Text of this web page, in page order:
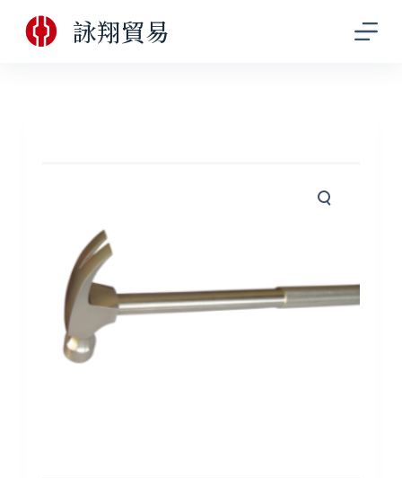
跳
至
詠翔貿易